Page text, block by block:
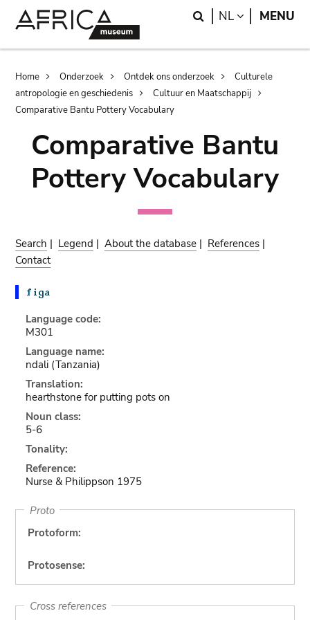
Search
NL LANGUAGE
MENU
Breadcrumb
Home Onderzoek Ontdek ons onderzoek
Culturele
antropologie en geschiedenis
Cultuur en Maatschappij
Comparative Bantu Pottery Vocabulary
Comparative Bantu
Pottery Vocabulary
Search | Legend |About the database | References |
Contact
Language code:
M301
Language name:
ndali (Tanzania)
Translation:
hearthstone for putting pots on
Noun class:
5-6
Tonality:
Reference:
Nurse & Philippson 1975
Proto
Protoform:
Protosense:
Cross references